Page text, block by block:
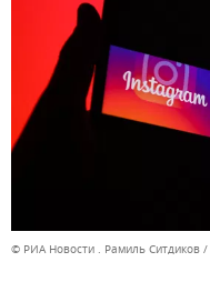
© РИА Новости . Рамиль Ситдиков